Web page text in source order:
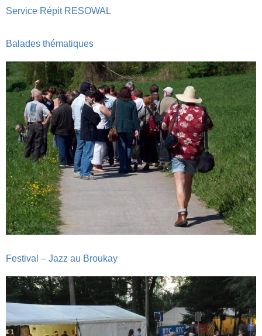
Service Répit RESOWAL
Balades thématiques
Festival – Jazz au Broukay